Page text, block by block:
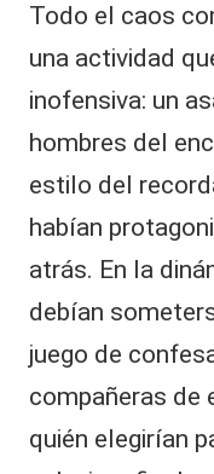
Todo el caos
una actividad
inofensiva: un
hombres del
estilo del
habían
atrás. En la
debían
juego de
compañeras de
quién elegirían